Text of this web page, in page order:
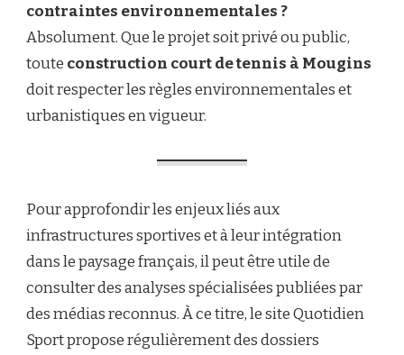
contraintes environnementales ?
Absolument. Que le projet soit privé ou public,
toute construction court de tennis à Mougins
doit respecter les règles environnementales et
urbanistiques en vigueur.
Pour approfondir les enjeux liés aux
infrastructures sportives et à leur intégration
dans le paysage français, il peut être utile de
consulter des analyses spécialisées publiées par
des médias reconnus. À ce titre, le site Quotidien
Sport propose régulièrement des dossiers